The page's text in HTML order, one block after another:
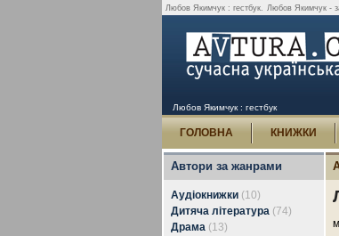
Любов Якимчук : гестбук. Любов Якимчук -
Любов Якимчук : гестбук
ГОЛОВНА КНИЖКИ
Автори за жанрами
Аудіокнижки (10)
Дитяча література (74)
Драма (13)